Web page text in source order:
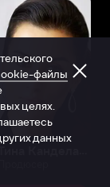
файлы
целях.
данных